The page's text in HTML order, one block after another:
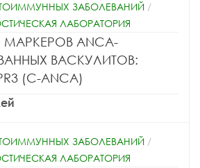
ЗАБОЛЕВАНИЙ /
ЛАБОРАТОРИЯ
ANCA-
ВАСКУЛИТОВ:
(C-ANCA)
ЗАБОЛЕВАНИЙ /
ЛАБОРАТОРИЯ